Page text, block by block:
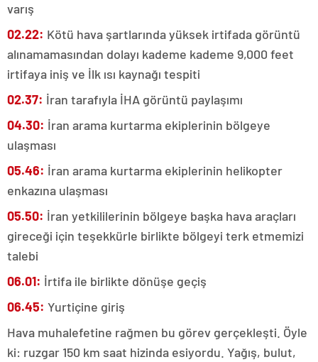
varış
02.22: Kötü hava şartlarında yüksek irtifada görüntü
alınamamasından dolayı kademe kademe 9,000 feet
irtifaya iniş ve İlk ısı kaynağı tespiti
02.37: İran tarafıyla İHA görüntü paylaşımı
04.30: İran arama kurtarma ekiplerinin bölgeye
ulaşması
05.46: İran arama kurtarma ekiplerinin helikopter
enkazına ulaşması
05.50: İran yetkililerinin bölgeye başka hava araçları
gireceği için teşekkürle birlikte bölgeyi terk etmemizi
talebi
06.01: İrtifa ile birlikte dönüşe geçiş
06.45: Yurtiçine giriş
Hava muhalefetine rağmen bu görev gerçekleşti. Öyle
ki: ruzgar 150 km saat hizinda esiyordu. Yağış, bulut,